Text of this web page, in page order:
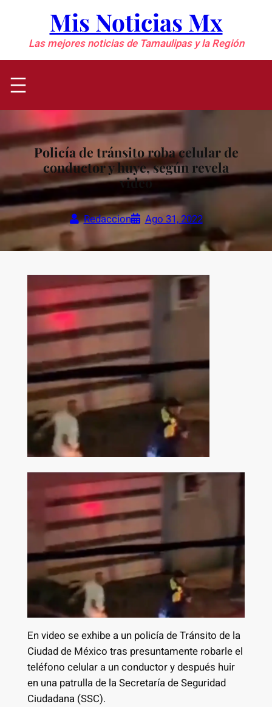
contenido
Mis Noticias Mx
Las mejores noticias de Tamaulipas y la Región
Policía de tránsito roba celular de
conductor y huye, según revela
video
Redaccion Ago 31, 2022
En video se exhibe a un policía de Tránsito de la
Ciudad de México tras presuntamente robarle el
teléfono celular a un conductor y después huir
en una patrulla de la Secretaría de Seguridad
Ciudadana (SSC).